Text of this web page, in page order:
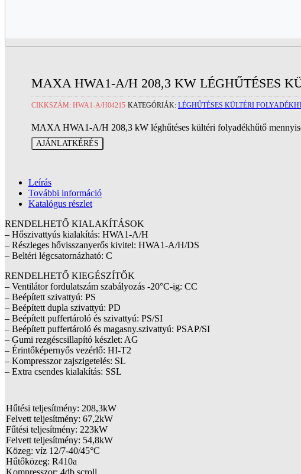
MAXA HWA1-A/H 208,3 KW LÉGHŰTÉSES
CIKKSZÁM: HWA1-A/H04215 KATEGÓRIÁK: LÉGHŰTÉSES KÜLTÉRI
MAXA HWA1-A/H 208,3 kW léghűtéses kültéri folyadékhűtő
AJÁNLATKÉRÉS
Leírás
További információ
Katalógus részlet
RENDELHETŐ KIALAKÍTÁSOK
– Hőszivattyús kialakítás: HWA1-A/H
– Részleges hővisszanyerős kivitel: HWA1-A/H/DS
– Beltéri légcsatornázható: C
RENDELHETŐ KIEGÉSZÍTŐK
– Ventilátor fordulatszám szabályozás -20°C-ig: CC
– Beépített szivattyú: PS
– Beépített dupla szivattyú: PD
– Beépített puffertároló és szivattyú: PS/SI
– Beépített puffertároló és magasny.szivattyú: PSAP/SI
– Gumi rezgéscsillapító készlet: AG
– Érintőképernyős vezérlő: HI-T2
– Kompresszor zajszigetelés: SL
– Extra csendes kialakítás: SSL
Hűtési teljesítmény: 208,3kW
Felvett teljesítmény: 67,2kW
Fűtési teljesítmény: 223kW
Felvett teljesítmény: 54,8kW
Közeg: víz 12/7-40/45°C
Hűtőközeg: R410a